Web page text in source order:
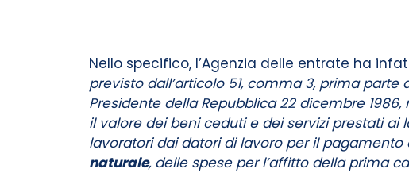
Nello specifico, l’Agenzia delle entrate ha
previsto dall’articolo 51, comma 3, prima
Presidente della Repubblica 22 dicembre 1986,
il valore dei beni ceduti e dei servizi prestati
lavoratori dai datori di lavoro per il pagamento
naturale, delle spese per l’affitto della prima